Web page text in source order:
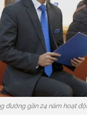
đường gần 24 năm hoạt